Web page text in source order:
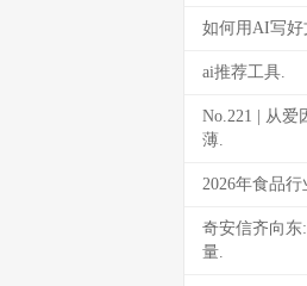
如何用AI写好
ai推荐工具.
No.221 | 从
薄.
2026年食品
奇安信齐向
量.